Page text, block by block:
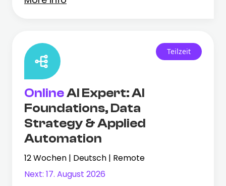
OnlineAI Expert: AI
Foundations, Data
Strategy & Applied
Automation
Teilzeit
12 Wochen | Deutsch | Remote
Next: 17. August 2026